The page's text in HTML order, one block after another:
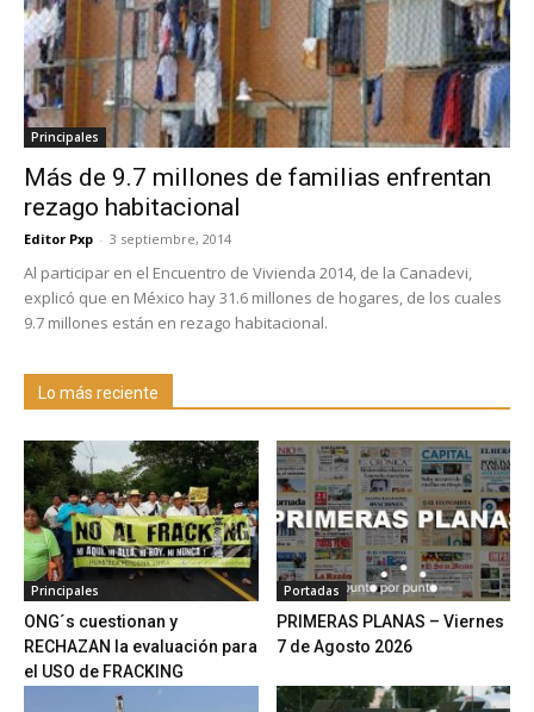
Principales
Más de 9.7 millones de familias enfrentan
rezago habitacional
Editor Pxp - 3 septiembre, 2014
Al participar en el Encuentro de Vivienda 2014, de la Canadevi,
explicó que en México hay 31.6 millones de hogares, de los cuales
9.7 millones están en rezago habitacional.
Lo más reciente
Principales
ONG´s cuestionan y
RECHAZAN la evaluación para
el USO de FRACKING
Portadas
PRIMERAS PLANAS – Viernes
7 de Agosto 2026